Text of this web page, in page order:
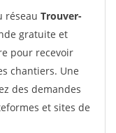
réseau Trouver-
gratuite et
pour recevoir
chantiers. Une
des demandes
et sites de